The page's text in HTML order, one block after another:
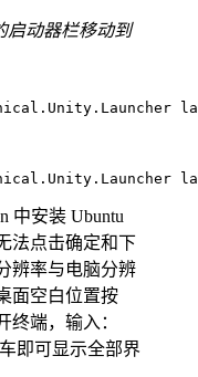
启动器栏移动到
中安装 Ubuntu
法点击确定和下
辨率与电脑分辨
面空白位置按
终端，输入：
即可显示全部界